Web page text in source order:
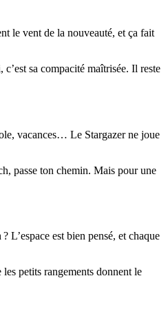
le vent de la nouveauté, et ça fait
sa compacité maîtrisée. Il reste
vacances… Le Stargazer ne joue
passe ton chemin. Mais pour une
L’espace est bien pensé, et chaque
petits rangements donnent le